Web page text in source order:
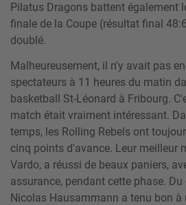
Pilatus Dragons battent également
finale de la Coupe (résultat final
doublé.
Malheureusement, il n'y avait pas
spectateurs à 11 heures du matin
basketball St-Léonard à Fribourg.
match était vraiment intéressant.
temps, les Rolling Rebels ont
cinq points d'avance. Leur meilleur
Vardo, a réussi de beaux paniers,
assurance, pendant cette phase.
Nicolas Hausammann a tenu bon à